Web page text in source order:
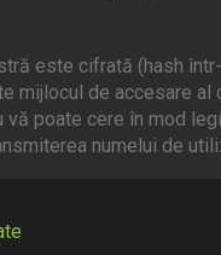
este cifrată (hash
mijlocul de accesare al
vă poate cere în mod
numelui de